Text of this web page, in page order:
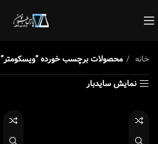
خانه محصولات برچسب خورده “ویسکومتر”
نمایش سایدبار